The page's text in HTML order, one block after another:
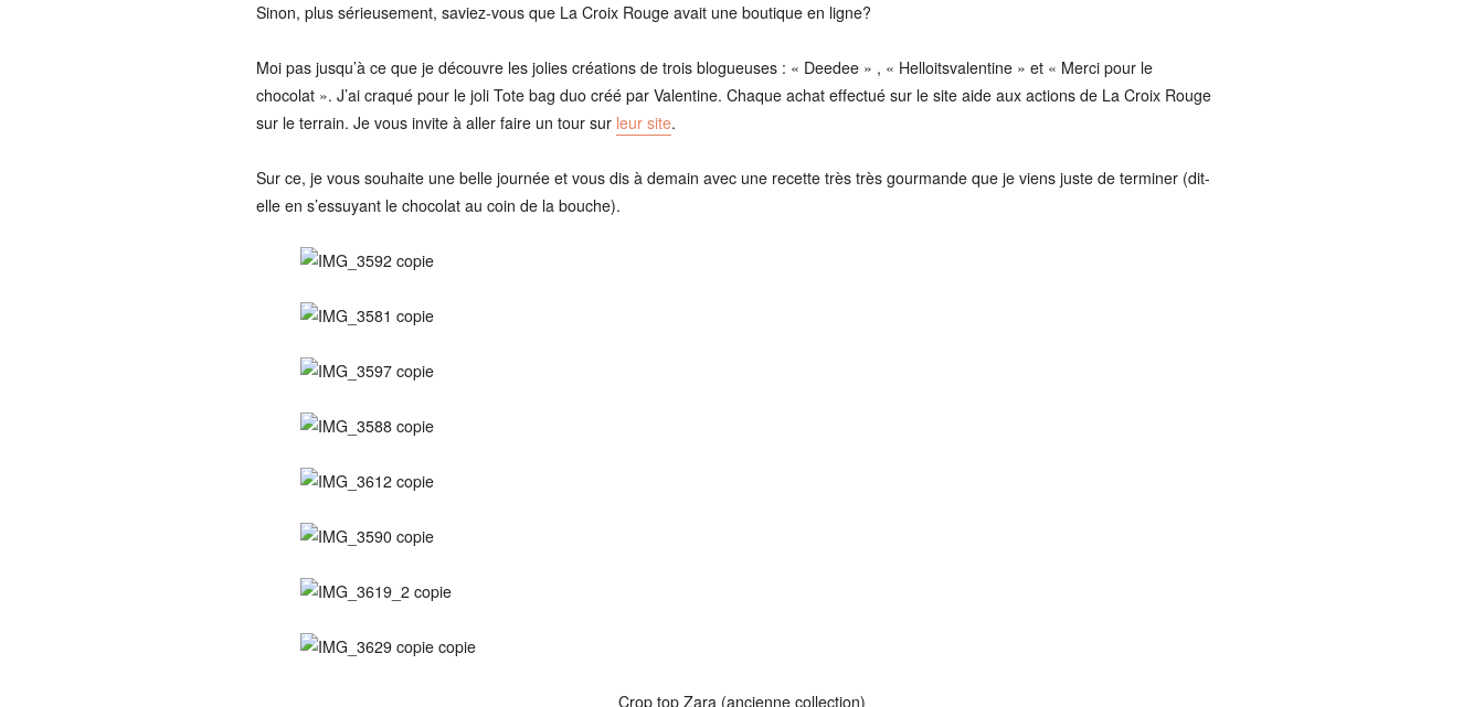
Sinon, plus sérieusement, saviez-vous que La Croix Rouge avait une boutique en ligne?
Moi pas jusqu’à ce que je découvre les jolies créations de trois blogueuses : « Deedee » , « Helloitsvalentine » et « Merci pour le
chocolat ». J’ai craqué pour le joli Tote bag duo créé par Valentine. Chaque achat effectué sur le site aide aux actions de La Croix Rouge
sur le terrain. Je vous invite à aller faire un tour sur leur site.
Sur ce, je vous souhaite une belle journée et vous dis à demain avec une recette très très gourmande que je viens juste de terminer (dit-
elle en s’essuyant le chocolat au coin de la bouche).
Crop top Zara (ancienne collection)